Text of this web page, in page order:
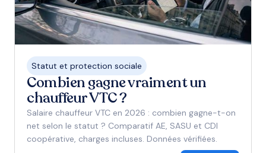
Statut et protection sociale
Combien gagne vraiment un
chauffeur VTC ?
Salaire chauffeur VTC en 2026 : combien gagne-t-on
net selon le statut ? Comparatif AE, SASU et CDI
coopérative, charges incluses. Données vérifiées.